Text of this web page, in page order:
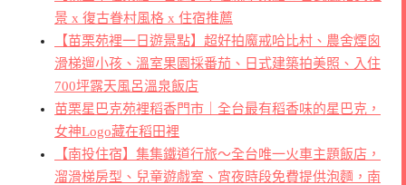
景 x 復古眷村風格 x 住宿推薦
【苗栗苑裡一日遊景點】超好拍魔戒哈比村、農舍煙囪
滑梯遛小孩、溫室果園採番茄、日式建築拍美照、入住
700坪露天風呂溫泉飯店
苗栗星巴克苑裡稻香門市｜全台最有稻香味的星巴克，
女神Logo藏在稻田裡
【南投住宿】集集鐵道行旅～全台唯一火車主題飯店，
溜滑梯房型、兒童遊戲室、宵夜時段免費提供泡麵，南